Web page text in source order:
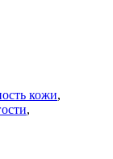
кожи,
,